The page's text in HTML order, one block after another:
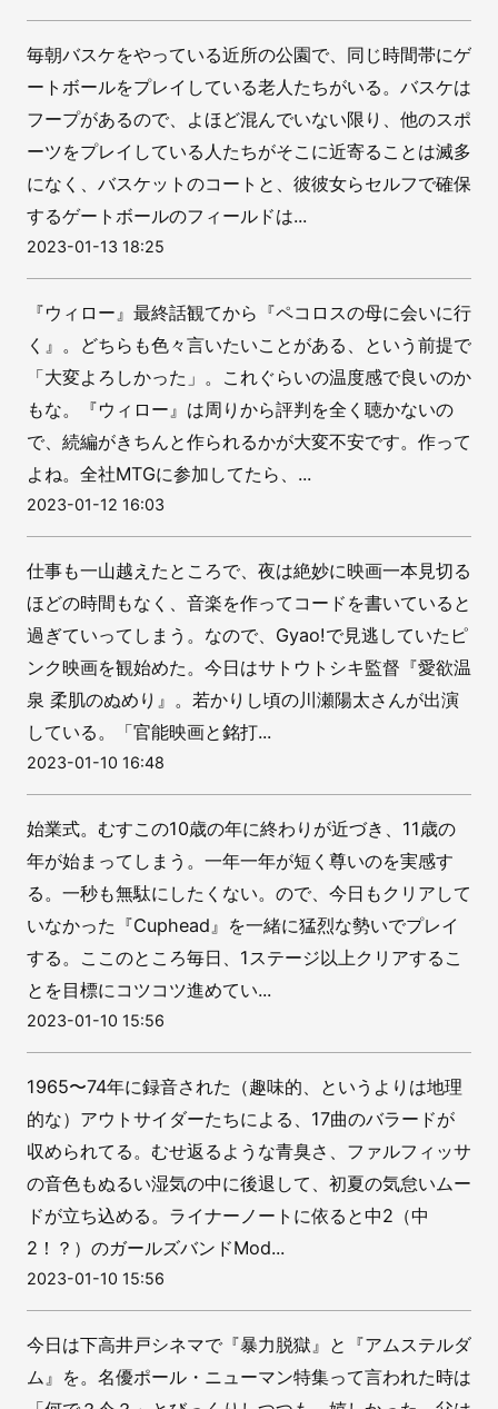
毎朝バスケをやっている近所の公園で、同じ時間帯にゲ
ートボールをプレイしている老人たちがいる。バスケは
フープがあるので、よほど混んでいない限り、他のスポ
ーツをプレイしている人たちがそこに近寄ることは滅多
になく、バスケットのコートと、彼彼女らセルフで確保
するゲートボールのフィールドは...
2023-01-13 18:25
『ウィロー』最終話観てから『ペコロスの母に会いに行
く』。どちらも色々言いたいことがある、という前提で
「大変よろしかった」。これぐらいの温度感で良いのか
もな。『ウィロー』は周りから評判を全く聴かないの
で、続編がきちんと作られるかが大変不安です。作って
よね。全社MTGに参加してたら、...
2023-01-12 16:03
仕事も一山越えたところで、夜は絶妙に映画一本見切る
ほどの時間もなく、音楽を作ってコードを書いていると
過ぎていってしまう。なので、Gyao!で見逃していたピ
ンク映画を観始めた。今日はサトウトシキ監督『愛欲温
泉 柔肌のぬめり』。若かりし頃の川瀬陽太さんが出演
している。「官能映画と銘打...
2023-01-10 16:48
始業式。むすこの10歳の年に終わりが近づき、11歳の
年が始まってしまう。一年一年が短く尊いのを実感す
る。一秒も無駄にしたくない。ので、今日もクリアして
いなかった『Cuphead』を一緒に猛烈な勢いでプレイ
する。ここのところ毎日、1ステージ以上クリアするこ
とを目標にコツコツ進めてい...
2023-01-10 15:56
1965〜74年に録音された（趣味的、というよりは地理
的な）アウトサイダーたちによる、17曲のバラードが
収められてる。むせ返るような青臭さ、ファルフィッサ
の音色もぬるい湿気の中に後退して、初夏の気怠いムー
ドが立ち込める。ライナーノートに依ると中2（中
2！？）のガールズバンドMod...
2023-01-10 15:56
今日は下高井戸シネマで『暴力脱獄』と『アムステルダ
ム』を。名優ポール・ニューマン特集って言われた時は